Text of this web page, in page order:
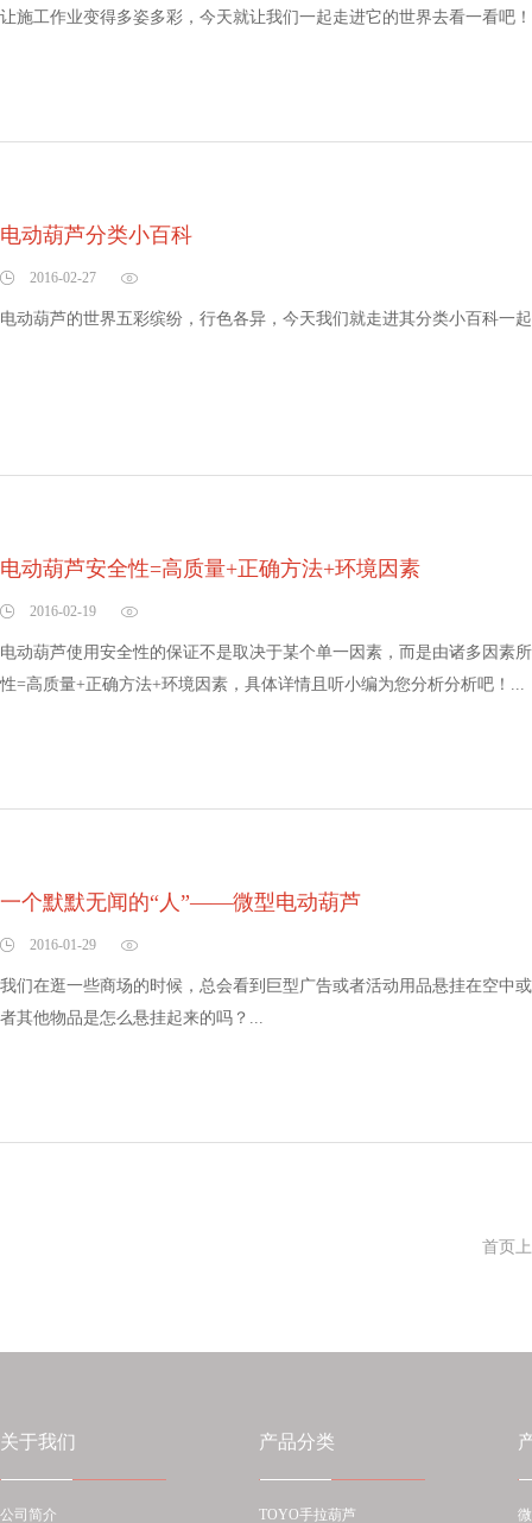
让施工作业变得多姿多彩，今天就让我们一起走进它的世界去看一看吧
电动葫芦分类小百科
2016-02-27
电动葫芦的世界五彩缤纷，行色各异，今天我们就走进其分类小百科一
电动葫芦安全性=高质量+正确方法+环境因素
2016-02-19
电动葫芦使用安全性的保证不是取决于某个单一因素，而是由诸多因素
性=高质量+正确方法+环境因素，具体详情且听小编为您分析分析吧！...
一个默默无闻的“人”——微型电动葫芦
2016-01-29
我们在逛一些商场的时候，总会看到巨型广告或者活动用品悬挂在空中
者其他物品是怎么悬挂起来的吗？...
首页
关于我们
公司简介
产品分类
TOYO手拉葫芦